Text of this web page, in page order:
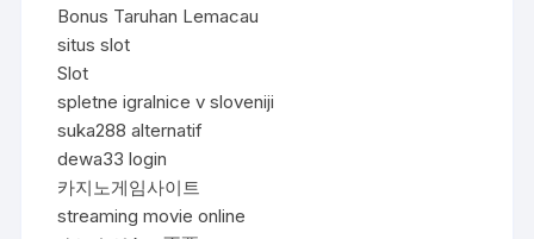
Bonus Taruhan Lemacau
situs slot
Slot
spletne igralnice v sloveniji
suka288 alternatif
dewa33 login
카지노게임사이트
streaming movie online